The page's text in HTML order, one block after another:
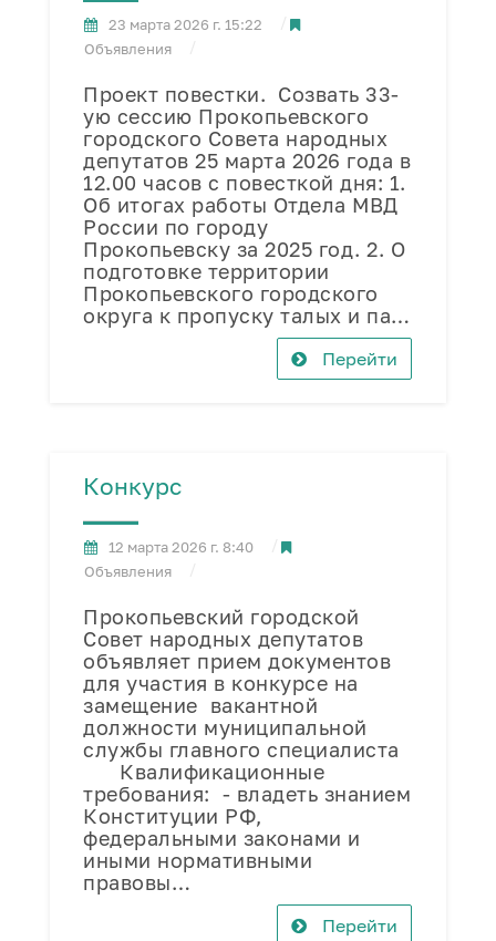
23 марта 2026 г. 15:22
Объявления
Проект повестки. Созвать 33-
ую сессию Прокопьевского
городского Совета народных
депутатов 25 марта 2026 года в
12.00 часов с повесткой дня: 1.
Об итогах работы Отдела МВД
России по городу
Прокопьевску за 2025 год. 2. О
подготовке территории
Прокопьевского городского
округа к пропуску талых и па…
Перейти
Конкурс
12 марта 2026 г. 8:40
Объявления
Прокопьевский городской
Совет народных депутатов
объявляет прием документов
для участия в конкурсе на
замещение вакантной
должности муниципальной
службы главного специалиста
Квалификационные
требования: - владеть знанием
Конституции РФ,
федеральными законами и
иными нормативными
правовы…
Перейти